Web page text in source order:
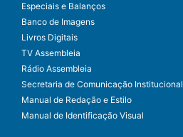
Especiais e Balanços
Banco de Imagens
Livros Digitais
TV Assembleia
Rádio Assembleia
Secretaria de Comunicação Institucional
Manual de Redação e Estilo
Manual de Identificação Visual